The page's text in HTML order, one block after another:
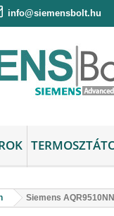
info@siemensbolt.hu
Siemens